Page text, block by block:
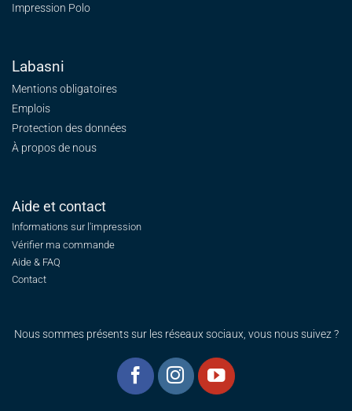
Impression Polo
Labasni
Mentions obligatoires
Emplois
Protection des données
À propos de nous
Aide et contact
Informations sur l'impression
Vérifier ma commande
Aide & FAQ
Contact
Nous sommes présents sur les réseaux sociaux, vous nous suivez ?